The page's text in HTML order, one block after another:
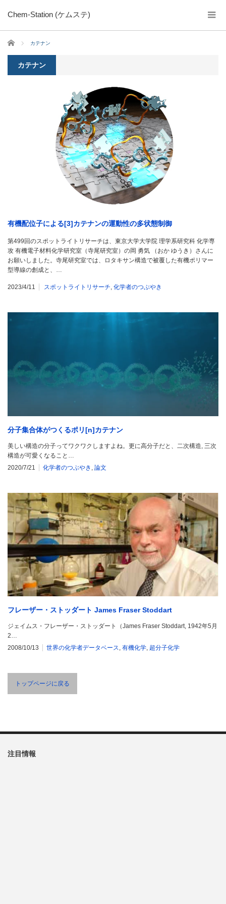
Chem-Station (ケムステ)
ホーム カテナン
カテナン
有機配位子による[3]カテナンの運動性の多状態制御
第499回のスポットライトリサーチは、東京大学大学院 理学系研究科 化学専
攻 有機電子材料化学研究室（寺尾研究室）の岡 勇気 （おか ゆうき）さんに
お願いしました。寺尾研究室では、ロタキサン構造で被覆した有機ポリマー
型導線の創成と、…
2023/4/11 スポットライトリサーチ, 化学者のつぶやき
分子集合体がつくるポリ[n]カテナン
美しい構造の分子ってワクワクしますよね。更に高分子だと、二次構造, 三次
構造が可愛くなること…
2020/7/21
化学者のつぶやき 論文
フレーザー・ストッダート James Fraser Stoddart
ジェイムス・フレーザー・ストッダート（James Fraser Stoddart, 1942年5月
2…
2008/10/13
世界の化学者データベース 有機化学 超分子化学
トップページに戻る
注目情報